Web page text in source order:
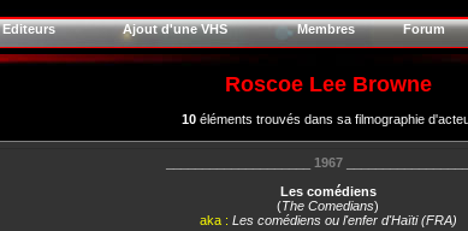
Editeurs Ajout d'une VHS Membres Forum
Roscoe Lee Browne
10éléments trouvés dans sa filmographie
1967
Les comédiens
(The Comedians)
aka : Les comédiens ou l'enfer d'Haïti (FRA)